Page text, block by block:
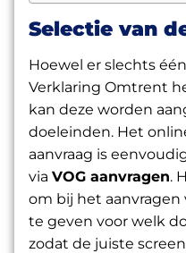
Selectie van
Hoewel er slechts
Verklaring Omtrent
kan deze worden
doeleinden. Het
aanvraag is
via VOG aanvragen.
om bij het aanvragen
te geven voor welk
zodat de juiste